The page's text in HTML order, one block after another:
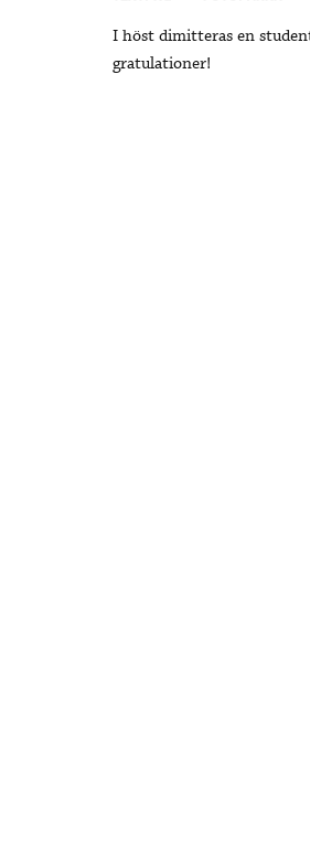
I höst dimitteras en
gratulationer!